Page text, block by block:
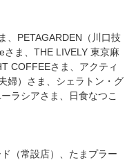
、PETAGARDEN（川口技
ま、THE LIVELY 東京麻
COFFEEさま、アクティ
婦）さま、シェラトン・グ
ラシアさま、日食なつこ
（常設店）、たまプラー